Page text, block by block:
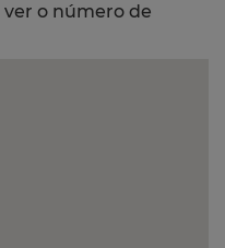
o número de